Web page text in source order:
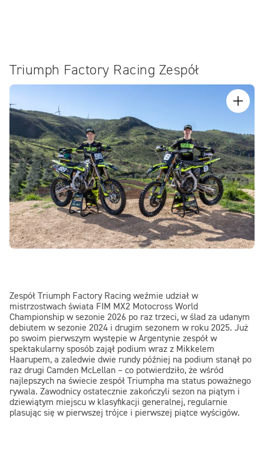
Triumph Factory Racing Zespół
Zespół Triumph Factory Racing weźmie udział w
mistrzostwach świata FIM MX2 Motocross World
Championship w sezonie 2026 po raz trzeci, w ślad za udanym
debiutem w sezonie 2024 i drugim sezonem w roku 2025. Już
po swoim pierwszym występie w Argentynie zespół w
spektakularny sposób zajął podium wraz z Mikkelem
Haarupem, a zaledwie dwie rundy później na podium stanął po
raz drugi Camden McLellan – co potwierdziło, że wśród
najlepszych na świecie zespół Triumpha ma status poważnego
rywala. Zawodnicy ostatecznie zakończyli sezon na piątym i
dziewiątym miejscu w klasyfikacji generalnej, regularnie
plasując się w pierwszej trójce i pierwszej piątce wyścigów.